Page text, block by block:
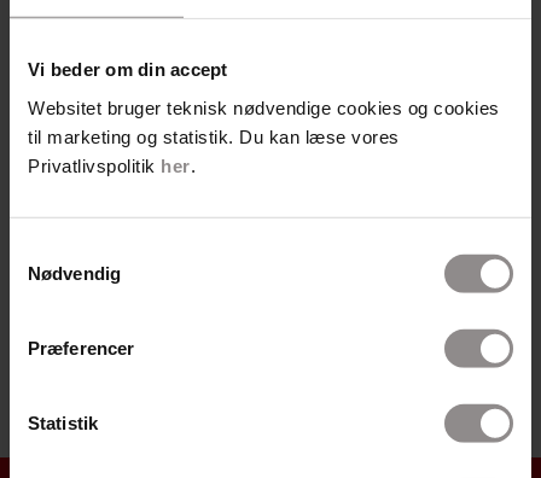
Vi beder om din accept
Websitet bruger teknisk nødvendige cookies og cookies
til marketing og statistik. Du kan læse vores
Privatlivspolitik her
Nødvendig
Præferencer
Statistik